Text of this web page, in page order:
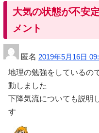
大気の状態が不安
メント
匿名 2019年5月16日
地理の勉強をしているの
動しました
下降気流についても説明
す